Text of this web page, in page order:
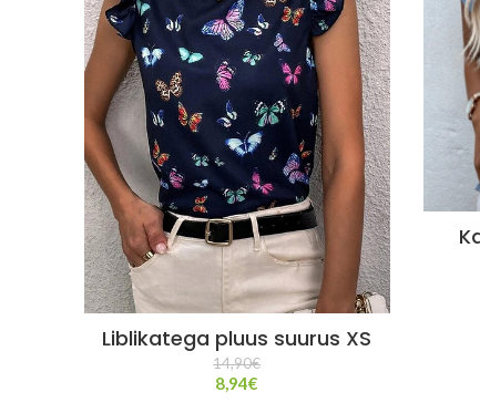
Liblikatega pluus suurus XS
14,90€
8,94€